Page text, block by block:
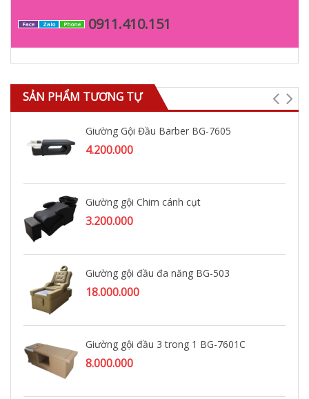
Face Zalo Phone 0911.410.151
SẢN PHẨM TƯƠNG TỰ
Giường Gội Đầu Barber BG-7605
4.200.000
Giường gội Chim cánh cụt
3.200.000
Giường gội đầu đa năng BG-503
18.000.000
Giường gội đầu 3 trong 1 BG-7601C
8.000.000